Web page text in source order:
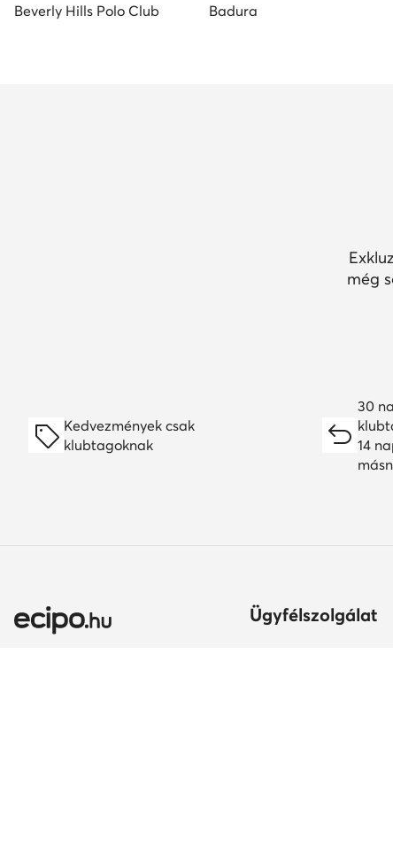
Beverly Hills Polo Club
Badura
még
Kedvezmények csak
klubtagoknak
30
14
Ügyfélszolgálat